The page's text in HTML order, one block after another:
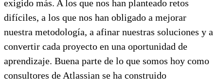
exigido más. A los que nos han planteado retos
difíciles, a los que nos han obligado a mejorar
nuestra metodología, a afinar nuestras soluciones y a
convertir cada proyecto en una oportunidad de
aprendizaje. Buena parte de lo que somos hoy como
consultores de Atlassian se ha construido